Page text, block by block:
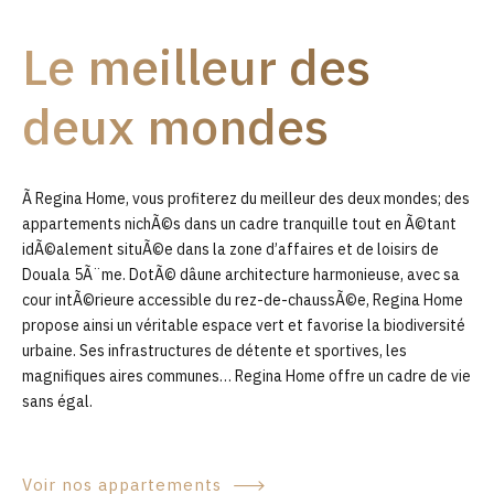
0
Le meilleur des
deux mondes
Ã Regina Home, vous profiterez du meilleur des deux mondes; des
appartements nichÃ©s dans un cadre tranquille tout en Ã©tant
idÃ©alement situÃ©e dans la zone d’affaires et de loisirs de
Douala 5Ã¨me. DotÃ© dâune architecture harmonieuse, avec sa
cour intÃ©rieure accessible du rez-de-chaussÃ©e, Regina Home
propose ainsi un véritable espace vert et favorise la biodiversité
urbaine. Ses infrastructures de détente et sportives, les
magnifiques aires communes… Regina Home offre un cadre de vie
sans égal.
Voir nos appartements